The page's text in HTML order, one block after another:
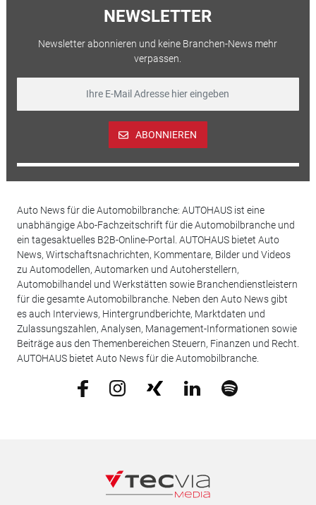
NEWSLETTER
Newsletter abonnieren und keine Branchen-News mehr
verpassen.
ABONNIEREN
Auto News für die Automobilbranche: AUTOHAUS ist eine
unabhängige Abo-Fachzeitschrift für die Automobilbranche und
ein tagesaktuelles B2B-Online-Portal. AUTOHAUS bietet Auto
News, Wirtschaftsnachrichten, Kommentare, Bilder und Videos
zu Automodellen, Automarken und Autoherstellern,
Automobilhandel und Werkstätten sowie Branchendienstleistern
für die gesamte Automobilbranche. Neben den Auto News gibt
es auch Interviews, Hintergrundberichte, Marktdaten und
Zulassungszahlen, Analysen, Management-Informationen sowie
Beiträge aus den Themenbereichen Steuern, Finanzen und Recht.
AUTOHAUS bietet Auto News für die Automobilbranche.